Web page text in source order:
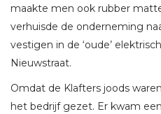
maakte men ook rubber
verhuisde de onderneming
vestigen in de ‘oude’
Nieuwstraat.
Omdat de Klafters joods
het bedrijf gezet. Er kwam